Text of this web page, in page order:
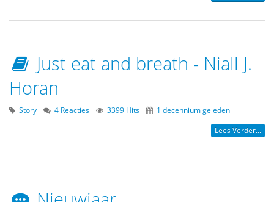
Just eat and breath - Niall J.
Horan
Story 4 Reacties 3399 Hits 1 decennium geleden
Lees Verder...